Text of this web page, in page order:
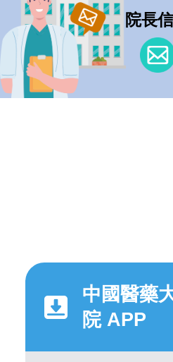
院長
中國醫藥
院 APP